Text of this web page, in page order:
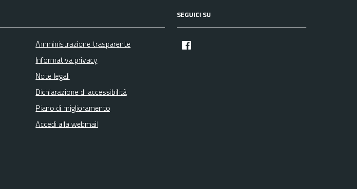
Amministrazione trasparente
Informativa privacy
Note legali
Dichiarazione di accessibilità
Piano di miglioramento
Accedi alla webmail
SEGUICI SU